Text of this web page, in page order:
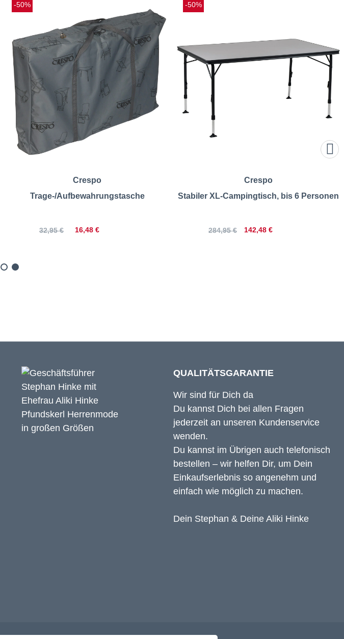
Crespo
Trage-/Aufbewahrungstasche
16,48 €
32,95 €
-50%
Crespo
Stabiler XL-Campingtisch, bis 6 Personen
142,48 €
284,95 €
-50%
QUALITÄTSGARANTIE
Wir sind für Dich da
Du kannst Dich bei allen Fragen
jederzeit an unseren Kundenservice
wenden.
Du kannst im Übrigen auch telefonisch
bestellen – wir helfen Dir, um Dein
Einkaufserlebnis so angenehm und
einfach wie möglich zu machen.
Dein Stephan & Deine Aliki Hinke